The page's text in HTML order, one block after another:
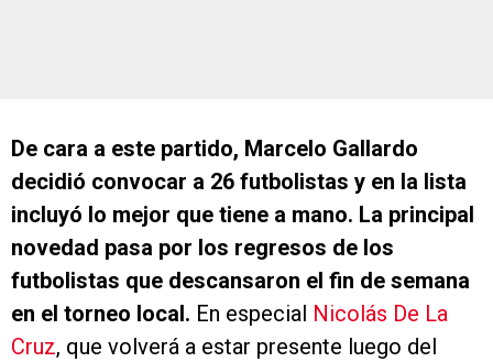
De cara a este partido, Marcelo Gallardo
decidió convocar a 26 futbolistas y en la lista
incluyó lo mejor que tiene a mano. La principal
novedad pasa por los regresos de los
futbolistas que descansaron el fin de semana
en el torneo local. En especial Nicolás De La
Cruz, que volverá a estar presente luego del